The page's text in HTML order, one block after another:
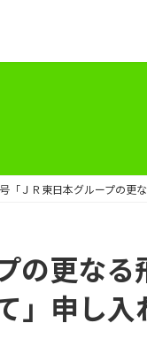
「ＪＲ東日本グループの更
の更なる
」申し入